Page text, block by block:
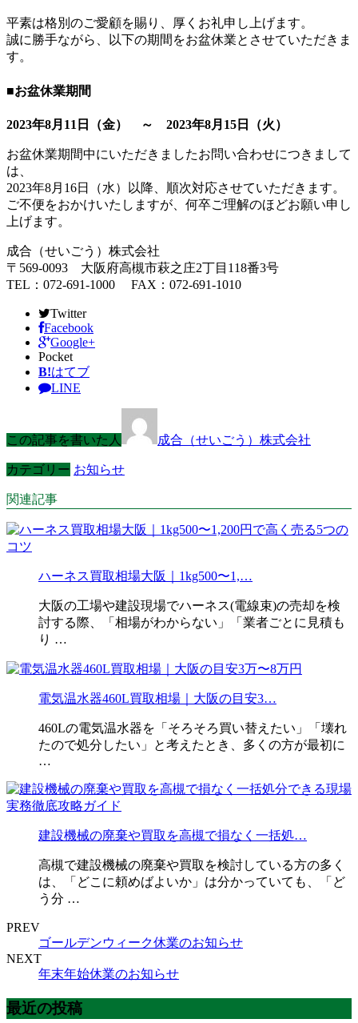
平素は格別のご愛顧を賜り、厚くお礼申し上げます。
誠に勝手ながら、以下の期間をお盆休業とさせていただきま
す。
■お盆休業期間
2023年8月11日（金） ～ 2023年8月15日（火）
お盆休業期間中にいただきましたお問い合わせにつきまして
は、
2023年8月16日（水）以降、順次対応させていただきます。
ご不便をおかけいたしますが、何卒ご理解のほどお願い申し
上げます。
成合（せいごう）株式会社
〒569-0093 大阪府高槻市萩之庄2丁目118番3号
TEL：072-691-1000 FAX：072-691-1010
Twitter
Facebook
Google+
Pocket
B!はてブ
LINE
この記事を書いた人 成合（せいごう）株式会社
カテゴリー お知らせ
関連記事
ハーネス買取相場大阪｜1kg500〜1,…
大阪の工場や建設現場でハーネス(電線束)の売却を検
討する際、「相場がわからない」「業者ごとに見積も
り …
電気温水器460L買取相場｜大阪の目安3…
460Lの電気温水器を「そろそろ買い替えたい」「壊れ
たので処分したい」と考えたとき、多くの方が最初に
…
建設機械の廃棄や買取を高槻で損なく一括処…
高槻で建設機械の廃棄や買取を検討している方の多く
は、「どこに頼めばよいか」は分かっていても、「ど
う分 …
PREV
ゴールデンウィーク休業のお知らせ
NEXT
年末年始休業のお知らせ
最近の投稿